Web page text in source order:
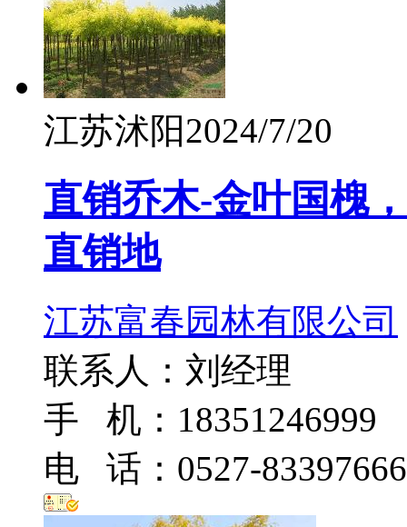
江苏沭阳2024/7/20
直销乔木-金叶国槐
直销地
江苏富春园林有限公司
联系人：刘经理
手 机：18351246999
电 话：0527-83397666